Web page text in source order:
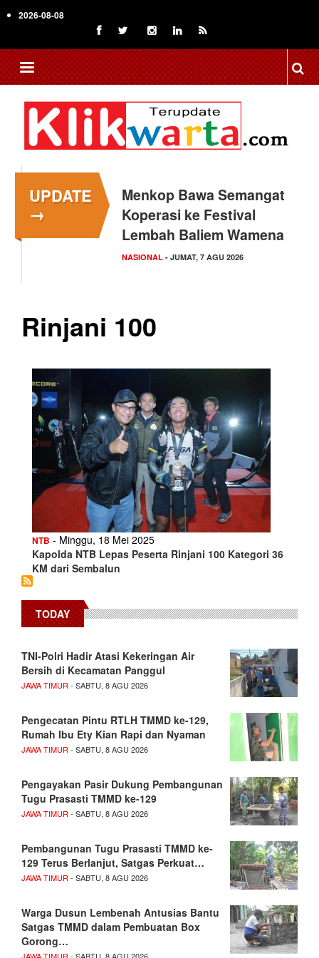
to
content
2026-08-08
UPDATE
→
Menkop Bawa Semangat
Koperasi ke Festival
Lembah Baliem Wamena
NASIONAL - JUMAT, 7 AGU 2026
Tingkatkan Daya Saing
Indonesia, BRIN Fokus
Kembangkan Teknologi…
NASIONAL - JUMAT, 7 AGU 2026
Rinjani 100
NTB - Minggu, 18 Mei 2025
Kapolda NTB Lepas Peserta Rinjani 100 Kategori 36
KM dari Sembalun
TODAY
TNI-Polri Hadir Atasi Kekeringan Air
Bersih di Kecamatan Panggul
JAWA TIMUR - SABTU, 8 AGU 2026
Pengecatan Pintu RTLH TMMD ke-129,
Rumah Ibu Ety Kian Rapi dan Nyaman
JAWA TIMUR - SABTU, 8 AGU 2026
Pengayakan Pasir Dukung Pembangunan
Tugu Prasasti TMMD ke-129
JAWA TIMUR - SABTU, 8 AGU 2026
Pembangunan Tugu Prasasti TMMD ke-
129 Terus Berlanjut, Satgas Perkuat…
JAWA TIMUR - SABTU, 8 AGU 2026
Warga Dusun Lembenah Antusias Bantu
Satgas TMMD dalam Pembuatan Box
Gorong…
JAWA TIMUR - SABTU, 8 AGU 2026